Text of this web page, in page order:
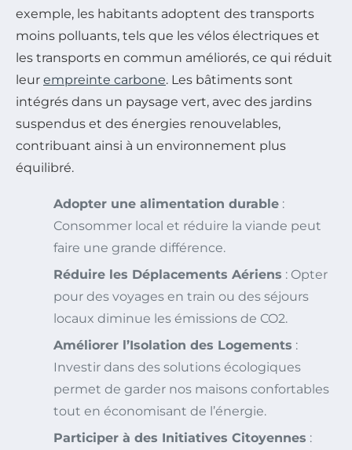
exemple, les habitants adoptent des transports
moins polluants, tels que les vélos électriques et
les transports en commun améliorés, ce qui réduit
leur empreinte carbone. Les bâtiments sont
intégrés dans un paysage vert, avec des jardins
suspendus et des énergies renouvelables,
contribuant ainsi à un environnement plus
équilibré.
Adopter une alimentation durable :
Consommer local et réduire la viande peut
faire une grande différence.
Réduire les Déplacements Aériens : Opter
pour des voyages en train ou des séjours
locaux diminue les émissions de CO2.
Améliorer l’Isolation des Logements :
Investir dans des solutions écologiques
permet de garder nos maisons confortables
tout en économisant de l’énergie.
Participer à des Initiatives Citoyennes :